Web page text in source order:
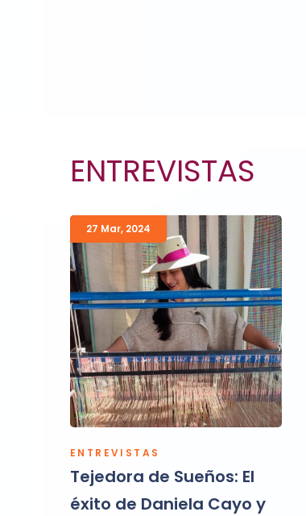
ENTREVISTAS
27 Mar, 2024
ENTREVISTAS
Tejedora de Sueños: El
éxito de Daniela Cayo y